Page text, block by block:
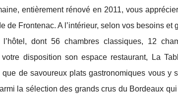
entièrement rénové en 2011, vous
Frontenac. A l’intérieur, selon vos besoins et
dont 56 chambres classiques, 12
disposition son espace restaurant, La
de savoureux plats gastronomiques vous y
la sélection des grands crus du Bordeaux